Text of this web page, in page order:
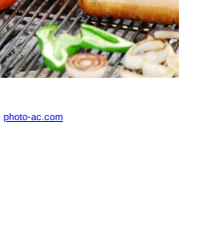
photo-ac.com